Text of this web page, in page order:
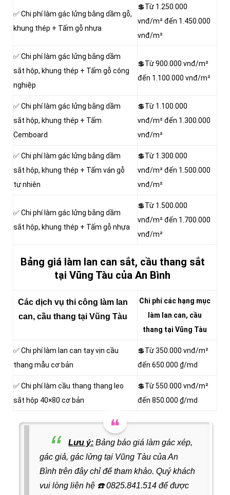
✅ Chi phí làm gác lửng bằng dầm gỗ,
khung thép + Tấm gỗ nhựa
💲Từ 1.250.000
vnđ/m² đến 1.450.000
vnđ/m²
✅ Chi phí làm gác lửng bằng dầm
sắt hộp, khung thép + Tấm gỗ công
nghiệp
💲Từ 900.000 vnđ/m²
đến 1.100.000 vnđ/m²
✅ Chi phí làm gác lửng bằng dầm
sắt hộp, khung thép + Tấm
Cemboard
💲Từ 1.100.000
vnđ/m² đến 1.300.000
vnđ/m²
✅ Chi phí làm gác lửng bằng dầm
sắt hộp, khung thép + Tấm ván gỗ
tự nhiên
💲Từ 1.300.000
vnđ/m² đến 1.500.000
vnđ/m²
✅ Chi phí làm gác lửng bằng dầm
sắt hộp, khung thép + Tấm gỗ nhựa
💲Từ 1.500.000
vnđ/m² đến 1.700.000
vnđ/m²
Bảng giá làm lan can sắt, cầu thang sắt
tại Vũng Tàu của An Bình
Các dịch vụ thi công làm lan
can, cầu thang tại Vũng Tàu
Chi phí các hạng mục
làm lan can, cầu
thang tại Vũng Tàu
✅ Chi phí làm lan can tay vịn cầu
thang mẫu cơ bản
💲Từ350.000 vnđ/m²
đến 650.000 ₫/md
✅ Chi phí làm cầu thang thang leo
sắt hộp 40×80 cơ bản
💲Từ550.000 vnđ/m²
đến 850.000 ₫/md
Lưu ý: Bảng báo giá làm gác xép,
gác giả, gác lửng tại Vũng Tàu của An
Bình trên đây chỉ để tham khảo. Quý khách
vui lòng liên hệ ☎️0825.841.514 để được